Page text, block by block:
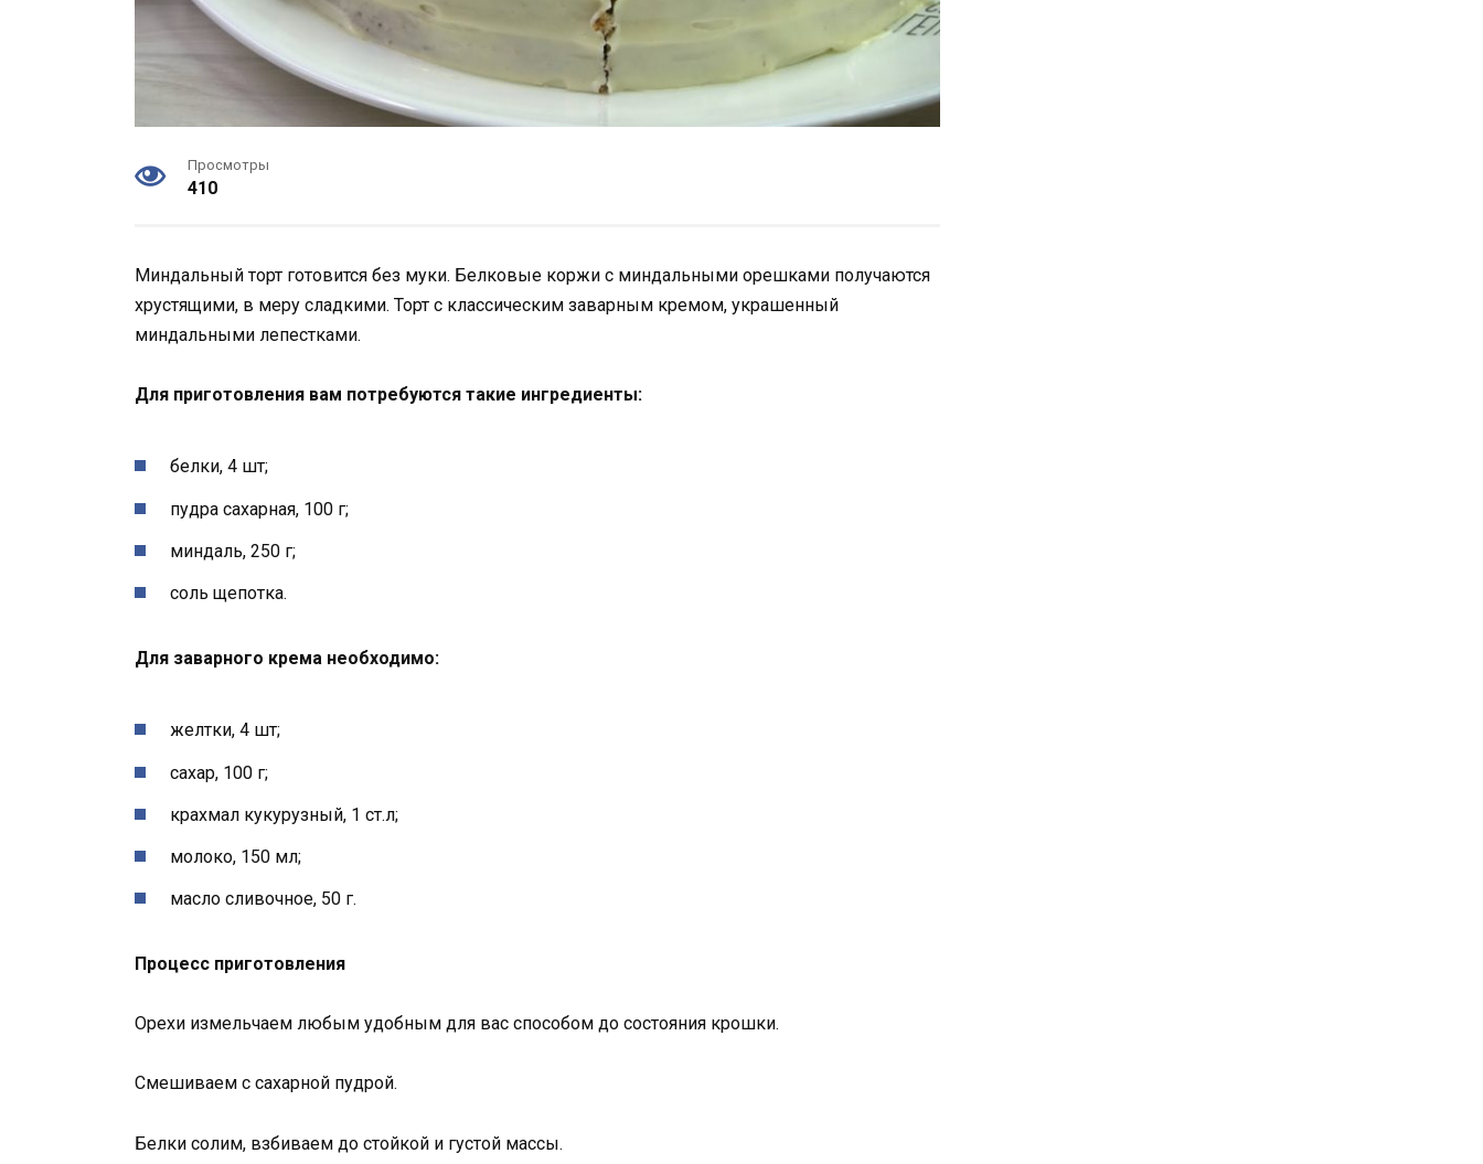
Просмотры
410
Миндальный торт готовится без муки. Белковые коржи с миндальными орешками получаются
хрустящими, в меру сладкими. Торт с классическим заварным кремом, украшенный
миндальными лепестками.
Для приготовления вам потребуются такие ингредиенты:
белки, 4 шт;
пудра сахарная, 100 г;
миндаль, 250 г;
соль щепотка.
Для заварного крема необходимо:
желтки, 4 шт;
сахар, 100 г;
крахмал кукурузный, 1 ст.л;
молоко, 150 мл;
масло сливочное, 50 г.
Процесс приготовления
Орехи измельчаем любым удобным для вас способом до состояния крошки.
Смешиваем с сахарной пудрой.
Белки солим, взбиваем до стойкой и густой массы.